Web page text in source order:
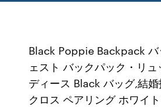
Black Poppie Backpack バ
ェスト バックパック・リ
ディース Black バッグ,結
クロス ペアリング ホワイ